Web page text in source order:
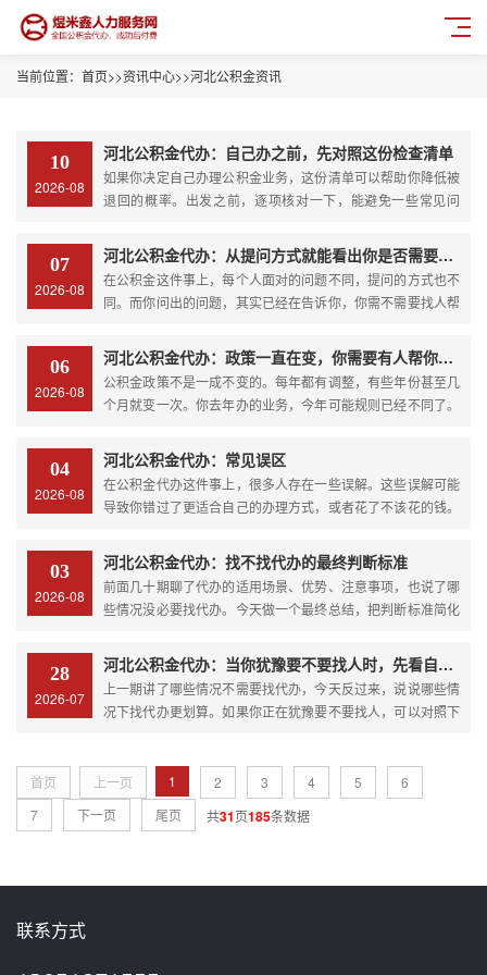
当前位置： 首页>>资讯中心>>河北公积金资讯
10
2026-08
河北公积金代办：自己办之前，先对照这份检查清单
如果你决定自己办理公积金业务，这份清单可以帮助你降低被
退回的概率。出发之前，逐项核对一下，能避免一些常见问
取需要身份证、租房合同、无房证明、银行卡。离职提取需要
身份证、离职证明、银行卡。购房提取需要身份证、购房合
同、发票、贷款...
07
2026-08
河北公积金代办：从提问方式就能看出你是否需要帮助
在公积金这件事上，每个人面对的问题不同，提问的方式也不
同。而你问出的问题，其实已经在告诉你，你需不需要找人帮
知道办理某项业务要准备哪些材料，说明你还没有开始办，正
在做前期准备。你自己去查官网或者翻APP，通常能找到答
案。如果...
06
2026-08
河北公积金代办：政策一直在变，你需要有人帮你盯着
公积金政策不是一成不变的。每年都有调整，有些年份甚至几
个月就变一次。你去年办的业务，今年可能规则已经不同了。
策变化是一个需要特别关注的因素。今天说说政策变化这件
事。最近的变化有哪些租房提取额度提高了。今年很多城市上
调了租房提取...
04
2026-08
河北公积金代办：常见误区
在公积金代办这件事上，很多人存在一些误解。这些误解可能
导致你错过了更适合自己的办理方式，或者花了不该花的钱。
有些人接触过一些不正规的中介，听他们说过“百分百包过”“什
么情况都能办”之类的话，就以为代办都是这样操作的。其实正
规代...
03
2026-08
河北公积金代办：找不找代办的最终判断标准
前面几十期聊了代办的适用场景、优势、注意事项，也说了哪
些情况没必要找代办。今天做一个最终总结，把判断标准简化
一：业务难度决定基础判断如果你的业务属于简单类型，账户
状态正常，材料齐全，城市支持线上办理，那优先考虑自己
办。复杂业务...
28
2026-07
河北公积金代办：当你犹豫要不要找人时，先看自己符合这几点吗
上一期讲了哪些情况不需要找代办，今天反过来，说说哪些情
况下找代办更划算。如果你正在犹豫要不要找人，可以对照下
无发票的通道。离职提取的办理条件与户口性质相关。跨省转
移要区分线...
首页 上一页 1 2 3 4 5
6
7
下一页 尾页 共31页185条数据
联系方式